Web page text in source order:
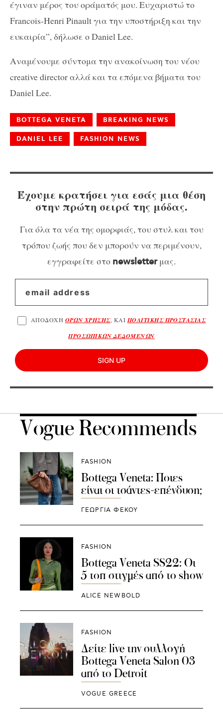
έγιναν μέρος του οράματός μου. Ευχαριστώ το
Francois-Henri Pinault για την υποστήριξη και την
ευκαιρία”, δήλωσε ο Daniel Lee.
Αναμένουμε σύντομα την ανακοίνωση του νέου
creative director αλλά και τα επόμενα βήματα του
Daniel Lee.
BOTTEGA VENETA BREAKING NEWS
DANIEL LEE FASHION NEWS
Έχουμε κρατήσει για εσάς μια θέση
στην πρώτη σειρά της μόδας.
Για όλα τα νέα της ομορφιάς, του στυλ και του
τρόπου ζωής που δεν μπορούν να περιμένουν,
εγγραφείτε στο newsletterμας.
ΑΠΟΔΟΧΗ ΟΡΩΝ ΧΡΗΣΗΣ, ΚΑΙ ΠΟΛΙΤΙΚΗΣ ΠΡΟΣΤΑΣΙΑΣ
ΠΡΟΣΩΠΙΚΩΝ ΔΕΔΟΜΕΝΩΝ
SIGN UP
Vogue Recommends
FASHION
Bottega Veneta: Ποιες
είναι οι τσάντες-επένδυση;
ΓΕΩΡΓΙΑ ΦΕΚΟΥ
FASHION
Bottega Veneta SS22: Οι
5 τοπ στιγμές από το show
ALICE NEWBOLD
FASHION
Δείτε live την συλλογή
Bottega Veneta Salon 03
από το Detroit
VOGUE GREECE